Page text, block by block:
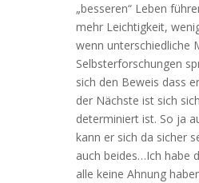
„besseren“ Leben
mehr Leichtigkeit,
wenn unterschiedliche
Selbsterforschungen
sich den Beweis dass
der Nächste ist sich
determiniert ist. So ja
kann er sich da sicher
auch beides…Ich habe
alle keine Ahnung